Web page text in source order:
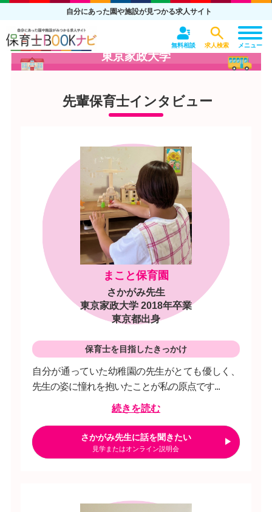
自分にあった園や施設が見つかる求人サイト
無料相談 求人検索 メニュー
東京家政大学
先輩保育士インタビュー
まこと保育園
さかがみ先生
東京家政大学 2018年卒業
東京都出身
保育士を目指したきっかけ
自分が通っていた幼稚園の先生がとても優しく、
先生の姿に憧れを抱いたことが私の原点です...
続きを読む
さかがみ先生に話を聞きたい
見学またはオンライン説明会